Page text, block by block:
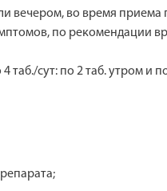
вечером, во время
по рекомендации
таб./сут: по 2 таб. утром и